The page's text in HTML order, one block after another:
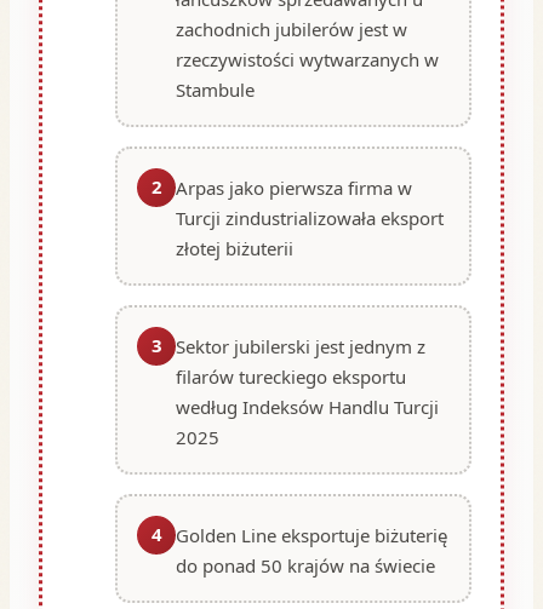
zachodnich jubilerów jest w
rzeczywistości wytwarzanych w
Stambule
2 Arpas jako pierwsza firma w
Turcji zindustrializowała eksport
złotej biżuterii
3 Sektor jubilerski jest jednym z
filarów tureckiego eksportu
według Indeksów Handlu Turcji
2025
4
Golden Line eksportuje biżuterię
do ponad 50 krajów na świecie